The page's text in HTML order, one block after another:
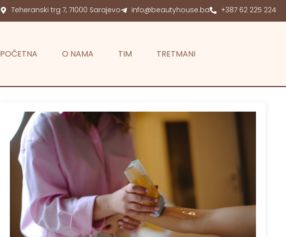
Teheranski trg 7, 71000 Sarajevo info@beautyhouse.ba +387 62 225 224
POČETNA O NAMA TIM TRETMANI